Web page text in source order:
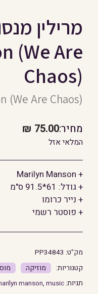
(We Are
Chaos)
(We Are Chaos)
מחיר:75.00
₪
המלאי אזל
+ Marilyn Manson
+ גודל: 61*91.5 ס"מ
+ נייר כרומו
+ פוסטר רשמי
מק"ט: PP34843
מוזיקה
תגיות: manson, music